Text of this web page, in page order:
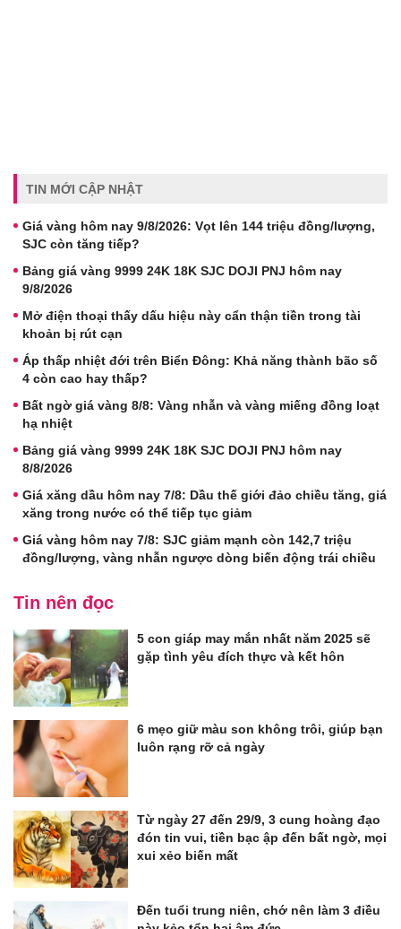
TIN MỚI CẬP NHẬT
Giá vàng hôm nay 9/8/2026: Vọt lên 144 triệu đồng/lượng,
SJC còn tăng tiếp?
Bảng giá vàng 9999 24K 18K SJC DOJI PNJ hôm nay
9/8/2026
Mở điện thoại thấy dấu hiệu này cẩn thận tiền trong tài
khoản bị rút cạn
Áp thấp nhiệt đới trên Biển Đông: Khả năng thành bão số
4 còn cao hay thấp?
Bất ngờ giá vàng 8/8: Vàng nhẫn và vàng miếng đồng loạt
hạ nhiệt
Bảng giá vàng 9999 24K 18K SJC DOJI PNJ hôm nay
8/8/2026
Giá xăng dầu hôm nay 7/8: Dầu thế giới đảo chiều tăng, giá
xăng trong nước có thể tiếp tục giảm
Giá vàng hôm nay 7/8: SJC giảm mạnh còn 142,7 triệu
đồng/lượng, vàng nhẫn ngược dòng biến động trái chiều
Tin nên đọc
5 con giáp may mắn nhất năm 2025 sẽ
gặp tình yêu đích thực và kết hôn
6 mẹo giữ màu son không trôi, giúp bạn
luôn rạng rỡ cả ngày
Từ ngày 27 đến 29/9, 3 cung hoàng đạo
đón tin vui, tiền bạc ập đến bất ngờ, mọi
xui xẻo biến mất
Đến tuổi trung niên, chớ nên làm 3 điều